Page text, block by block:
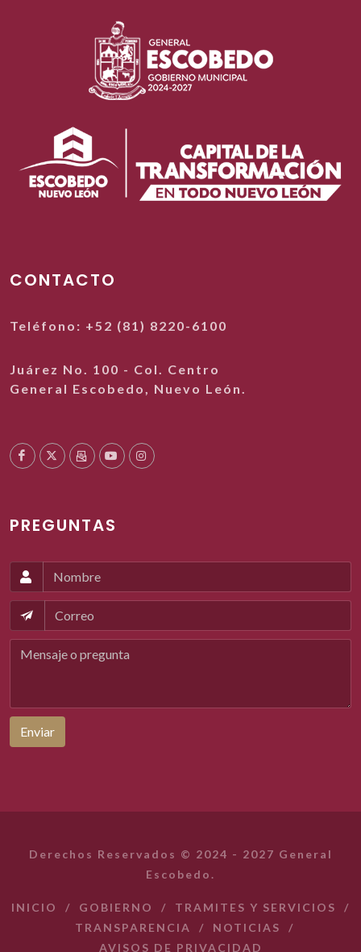
CONTACTO
Teléfono: +52 (81) 8220-6100
Juárez No. 100 - Col. Centro
General Escobedo, Nuevo León.
PREGUNTAS
Enviar
Derechos Reservados © 2024 - 2027 General
Escobedo.
INICIO / GOBIERNO / TRAMITES Y SERVICIOS
/
TRANSPARENCIA
/ NOTICIAS
/
AVISOS DE PRIVACIDAD